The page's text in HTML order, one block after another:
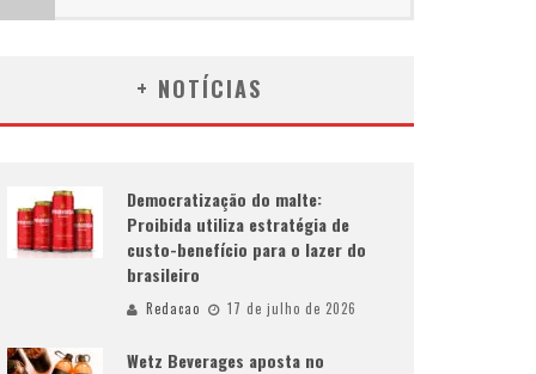
+ NOTÍCIAS
Democratização do malte:
Proibida utiliza estratégia de
custo-benefício para o lazer do
brasileiro
Redacao 17 de julho de 2026
Wetz Beverages aposta no